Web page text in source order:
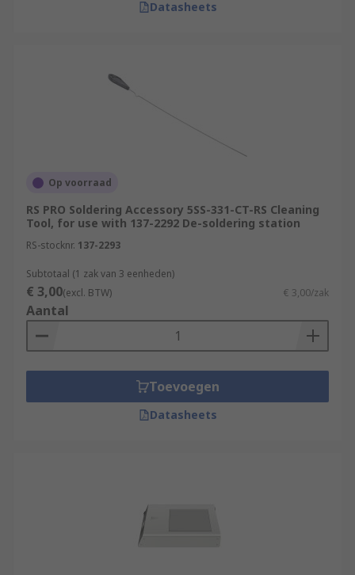
Datasheets
Op voorraad
RS PRO Soldering Accessory 5SS-331-CT-RS Cleaning
Tool, for use with 137-2292 De-soldering station
RS-stocknr. 137-2293
Subtotaal (1 zak van 3 eenheden)
€ 3,00(excl. BTW) € 3,00/zak
Aantal
Toevoegen
Datasheets